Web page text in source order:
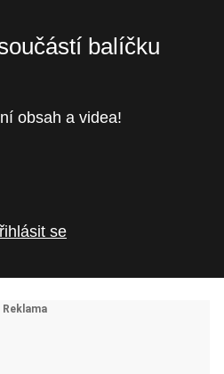
balíčku
obsah a videa!
se